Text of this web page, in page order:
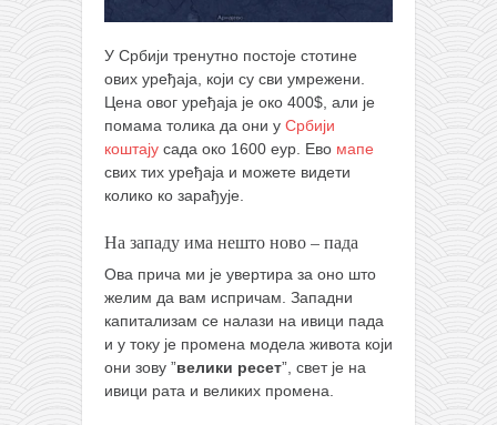
У Србији тренутно постоје стотине
ових уређаја, који су сви умрежени.
Цена овог уређаја је око 400$, али је
помама толика да они у Србији
коштају сада око 1600 еур. Ево мапе
свих тих уређаја и можете видети
колико ко зарађује.
На западу има нешто ново – пада
Ова прича ми је увертира за оно што
желим да вам испричам. Западни
капитализам се налази на ивици пада
и у току је промена модела живота који
они зову ”велики ресет”, свет је на
ивици рата и великих промена.